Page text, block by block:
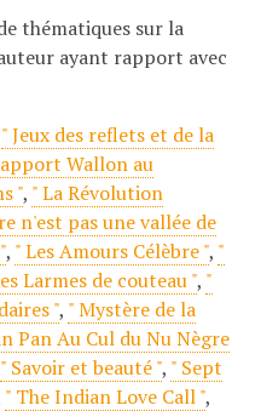
thématiques sur la
ayant rapport avec
" Jeux des reflets et de la
Wallon au
", " La Révolution
n'est pas une vallée de
, " Les Amours Célèbre ", "
Larmes de couteau ", "
", " Mystère de la
Pan Au Cul du Nu Nègre
" Savoir et beauté ", " Sept
" The Indian Love Call ",